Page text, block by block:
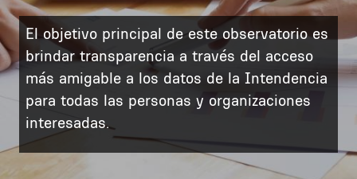
El objetivo principal de este observatorio es
brindar transparencia a través del acceso
más amigable a los datos de la Intendencia
para todas las personas y organizaciones
interesadas.